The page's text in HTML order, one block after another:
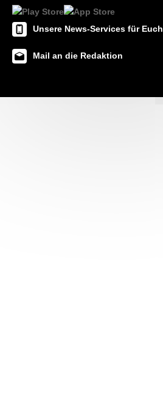
Unsere News-Services für Euch
Mail an die Redaktion